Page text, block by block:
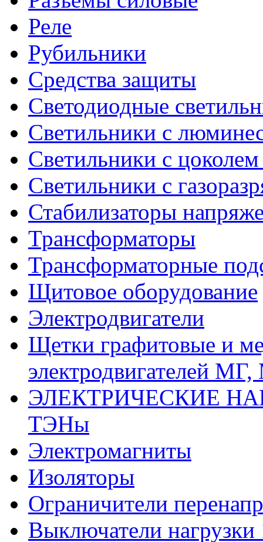
Реле
Рубильники
Средства защиты
Светодиодные
Светильники с
Светильники с
Светильники с
Стабилизаторы
Трансформаторы
Трансформаторные
Щитовое оборудование
Электродвигатели
Щетки графитовые и
электродвигателей
ЭЛЕКТРИЧЕСКИЕ
ТЭНы
Электромагниты
Изоляторы
Ограничители
Выключатели